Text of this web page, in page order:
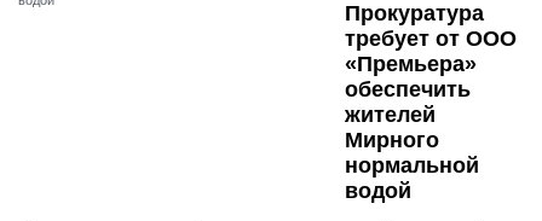
Прокуратура
требует от ООО
«Премьера»
обеспечить
жителей
Мирного
нормальной
водой